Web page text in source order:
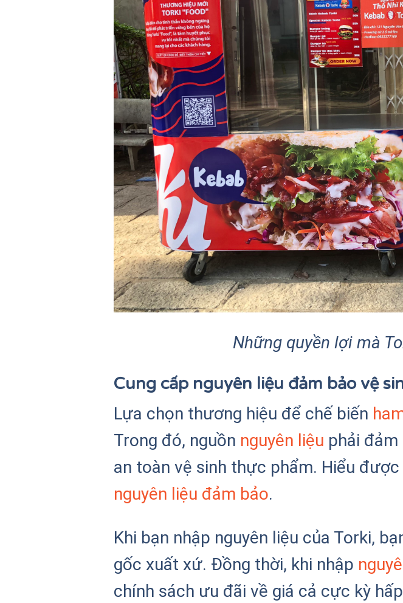
Những quyền lợi mà
Cung cấp nguyên liệu đảm bảo vệ
Lựa chọn thương hiệu để chế biến
Trong đó, nguồn nguyên liệu phải
an toàn vệ sinh thực phẩm. Hiểu
nguyên liệu đảm bảo.
Khi bạn nhập nguyên liệu của Torki,
gốc xuất xứ. Đồng thời, khi nhập
chính sách ưu đãi về giá cả cực kỳ